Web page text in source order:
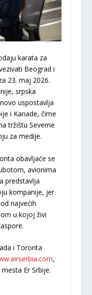
karata za
Beograd i
23. maj 2026.
srpska
uspostavlja
i Kanade, čime
tržištu Severne
za medije.
obavljaće se
avionima
predstavlja
kompanije, jer
najvećih
u kojoj živi
i Toronta
,
Er Srbije.